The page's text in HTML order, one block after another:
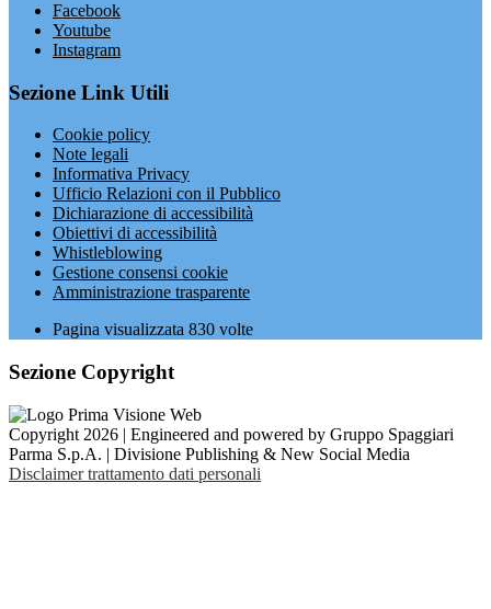
Facebook
Youtube
Instagram
Sezione Link Utili
Cookie policy
Note legali
Informativa Privacy
Ufficio Relazioni con il Pubblico
Dichiarazione di accessibilità
Obiettivi di accessibilità
Whistleblowing
Gestione consensi cookie
Amministrazione trasparente
Pagina visualizzata 830 volte
Sezione Copyright
Copyright 2026 | Engineered and powered by Gruppo Spaggiari
Parma S.p.A. | Divisione Publishing & New Social Media
Disclaimer trattamento dati personali